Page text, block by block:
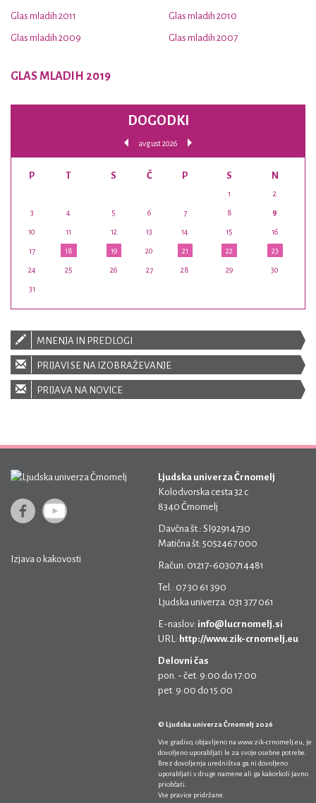
Glas mladih 2011 Glas mladih 2010
Glas mladih 2009 Glas mladih 2007
GLAS MLADIH 2019
DOGODKI
avgust 2026
P T S Č P S N
1 2
3 4 5 6 7 8 9
10 11 12 13 14 15 16
17 18 19 20 21 22 23
24 25 26 27 28 29 30
31
MNENJA IN PREDLOGI
PRIJAVI SE NA IZOBRAŽEVANJE
PRIJAVA NA NOVICE
Izjava o kakovosti
Ljudska univerza Črnomelj
Kolodvorska cesta 32 c
8340 Črnomelj
Davčna št.: SI92914730
Matična št: 5052467 000
Račun: 01217-6030714481
Tel.: 07 30 61 390
Ljudska univerza: 031 377 061
E-naslov: info@lucrnomelj.si
URL: http://www.zik-crnomelj.eu
Delovni čas
pon. - čet. 9:00 do 17:00
pet. 9:00 do 15:00
© Ljudska univerza Črnomelj 2026
Vse gradivo, objavljeno na www.zik-crnomelj.eu , je
dovoljeno uporabljati le za svoje osebne potrebe.
Brez dovoljenja uredništva ga ni dovoljeno
uporabljati v druge namene ali ga kakorkoli javno
priobčati.
Vse pravice pridržane.